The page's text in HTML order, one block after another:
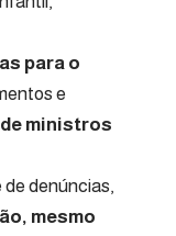
para o
e
ministros
de denúncias,
mesmo